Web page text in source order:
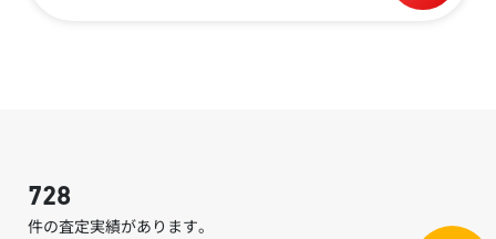
728
件の査定実績があります。